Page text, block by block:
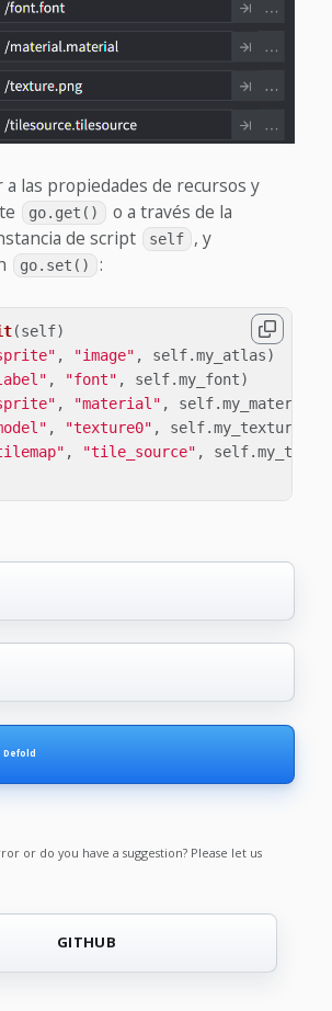
a las propiedades de recursos y
go.get()
o a través de la
de script
self
, y
go.set() :
(self)
, "image" , self.my_atlas)
, "font" , self.my_font)
, "material" , self.my_material
, "texture0" , self.my_texture
, "tile_source" , self.
or do you have a suggestion? Please let us
GITHUB